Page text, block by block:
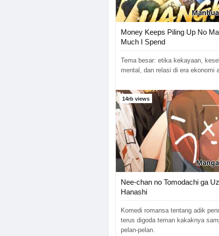
Chapter 81
Chapter 80
Chapter 79
Chapter 78
Chapter 77
Chapter 76
Chapter 75
Chapter 74
Chapter 73
Chapter 72
Chapter 71
Chapter 70
Manhua
Money Keeps Piling Up No
Much I Spend
Tema besar: etika kekayaan,
mental, dan relasi di era ekonomi
14rb views
Manga
Nee-chan no Tomodachi ga
Hanashi
Komedi romansa tentang adik
terus digoda teman kakaknya
pelan-pelan.